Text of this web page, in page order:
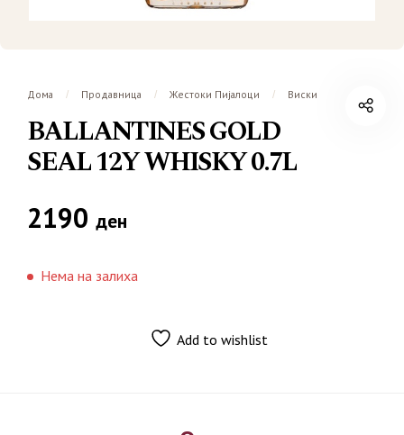
Дома / Продавница / Жестоки Пијалоци / Виски
BALLANTINES GOLD
SEAL 12Y WHISKY 0.7L
2190 ден
Нема на залиха
Add to wishlist